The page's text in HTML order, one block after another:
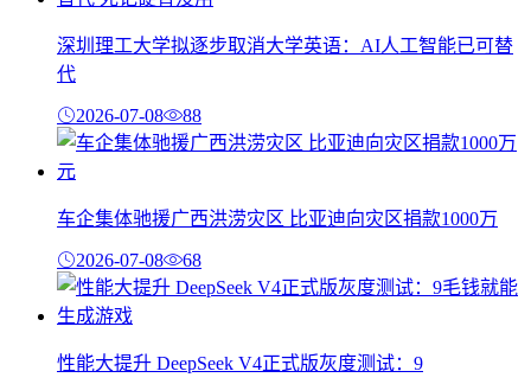
深圳理工大学拟逐步取消大学英语：AI人工智能已可替
代
2026-07-08 88
车企集体驰援广西洪涝灾区 比亚迪向灾区捐款1000万
2026-07-08 68
性能大提升 DeepSeek V4正式版灰度测试：9